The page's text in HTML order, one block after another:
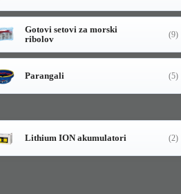
Gotovi setovi za morski
ribolov
(9)
Parangali (5)
Lithium ION akumulatori (2)